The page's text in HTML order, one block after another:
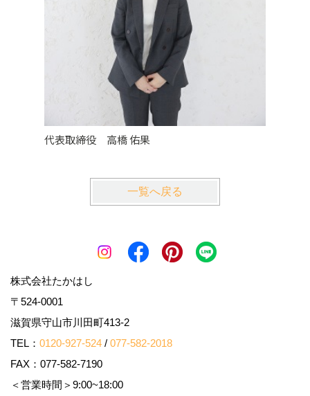
代表取締役 高橋 佑果
一覧へ戻る
株式会社たかはし
〒524-0001
滋賀県守山市川田町413-2
TEL： 0120-927-524 / 077-582-2018
FAX：077-582-7190
＜営業時間＞9:00~18:00